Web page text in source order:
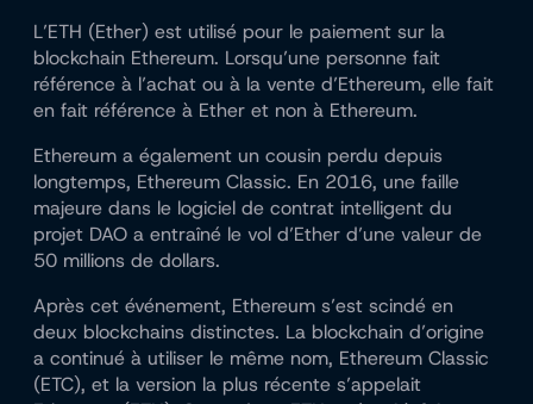
L’ETH (Ether) est utilisé pour le paiement sur la
blockchain Ethereum. Lorsqu’une personne fait
référence à l’achat ou à la vente d’Ethereum, elle fait
en fait référence à Ether et non à Ethereum.
Ethereum a également un cousin perdu depuis
longtemps, Ethereum Classic. En 2016, une faille
majeure dans le logiciel de contrat intelligent du
projet DAO a entraîné le vol d’Ether d’une valeur de
50 millions de dollars.
Après cet événement, Ethereum s’est scindé en
deux blockchains distinctes. La blockchain d’origine
a continué à utiliser le même nom, Ethereum Classic
(ETC), et la version la plus récente s’appelait